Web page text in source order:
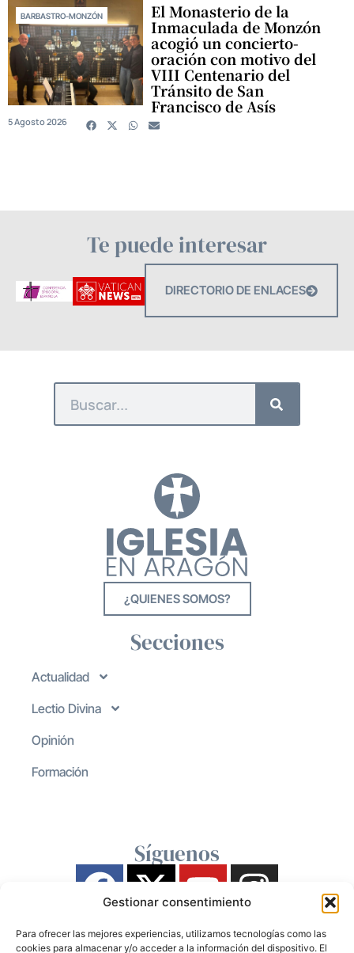
Gestionar consentimiento
Para ofrecer las mejores experiencias, utilizamos tecnologías como las
cookies para almacenar y/o acceder a la información del dispositivo. El
BARBASTRO-MONZÓN El Monasterio de la
Inmaculada de Monzón
acogió un concierto-
oración con motivo del
VIII Centenario del
Tránsito de San
Francisco de Asís
5 Agosto 2026
Te puede interesar
DIRECTORIO DE ENLACES
¿QUIENES SOMOS?
Secciones
Actualidad
Lectio Divina
Opinión
Formación
Síguenos